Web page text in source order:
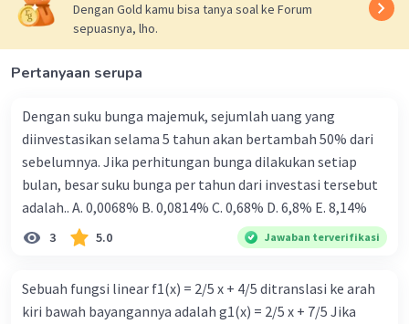
Dengan Gold kamu bisa tanya soal ke Forum
sepuasnya, lho.
Pertanyaan serupa
Dengan suku bunga majemuk, sejumlah uang yang
diinvestasikan selama 5 tahun akan bertambah 50% dari
sebelumnya. Jika perhitungan bunga dilakukan setiap
bulan, besar suku bunga per tahun dari investasi tersebut
adalah.. A. 0,0068% B. 0,0814% C. 0,68% D. 6,8% Ε. 8,14%
3 5.0 Jawaban terverifikasi
Sebuah fungsi linear f1(x) = 2/5 x + 4/5 ditranslasi ke arah
kiri bawah bayangannya adalah g1(x) = 2/5 x + 7/5 Jika